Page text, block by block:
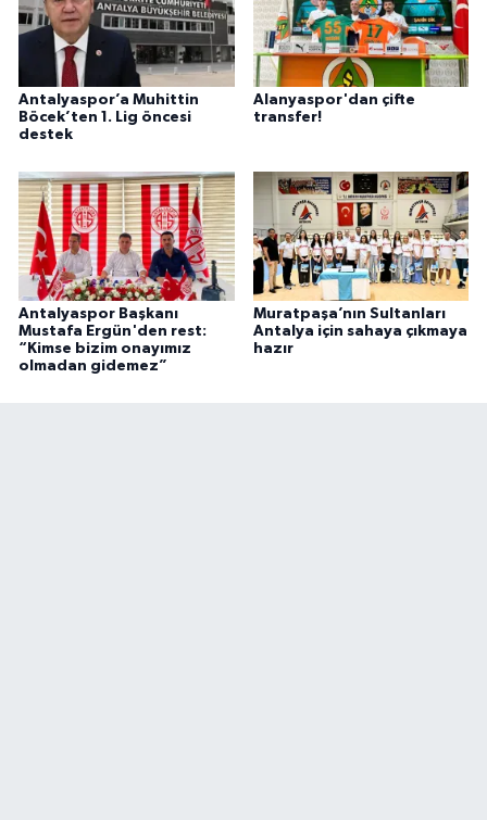
Antalyaspor’a Muhittin
Böcek’ten 1. Lig öncesi
destek
Alanyaspor'dan çifte
transfer!
Antalyaspor Başkanı
Mustafa Ergün'den rest:
“Kimse bizim onayımız
olmadan gidemez”
Muratpaşa’nın Sultanları
Antalya için sahaya çıkmaya
hazır